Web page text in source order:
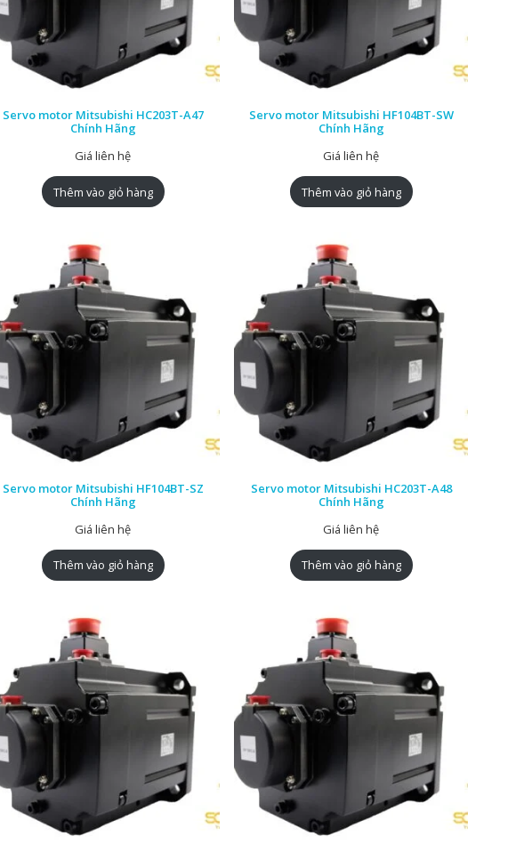
Servo motor Mitsubishi HC203T-A47
Chính Hãng
Giá liên hệ
Thêm vào giỏ hàng
Servo motor Mitsubishi HF104BT-SW
Chính Hãng
Giá liên hệ
Thêm vào giỏ hàng
Servo motor Mitsubishi HF104BT-SZ
Chính Hãng
Giá liên hệ
Thêm vào giỏ hàng
Servo motor Mitsubishi HC203T-A48
Chính Hãng
Giá liên hệ
Thêm vào giỏ hàng